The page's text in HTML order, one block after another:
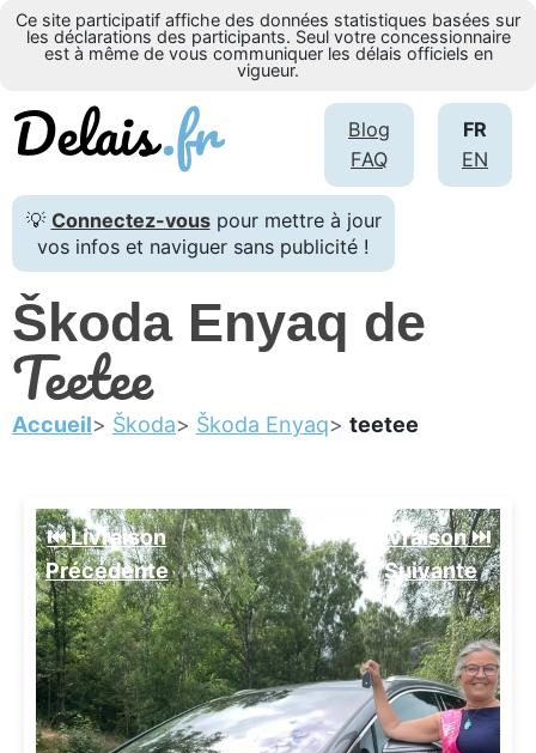
Ce site participatif affiche des données statistiques basées sur
les déclarations des participants. Seul votre concessionnaire
est à même de vous communiquer les délais officiels en
vigueur.
FR
EN
Blog
FAQ
💡 Connectez-vouspour mettre à jour
vos infos et naviguer sans publicité !
Škoda Enyaq de
Teetee
Accueil Škoda Škoda Enyaq teetee
⏮️ Livraison
Précédente
Livraison ⏭️
Suivante️